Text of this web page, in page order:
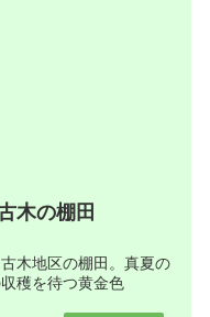
木の棚田
木地区の棚田。真夏の
穫を待つ黄金色